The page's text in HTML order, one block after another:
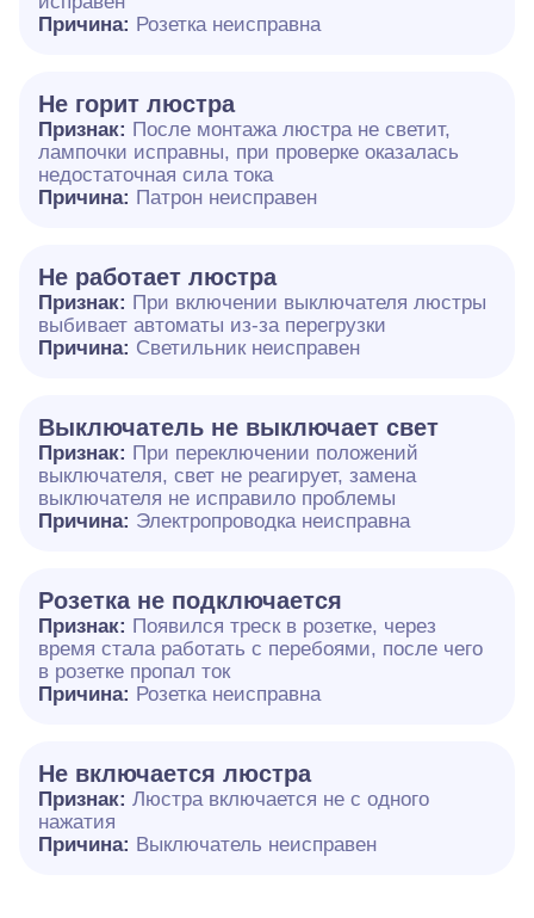
Причина: Розетка неисправна
Не горит люстра
Признак: После монтажа люстра не светит,
лампочки исправны, при проверке оказалась
недостаточная сила тока
Причина: Патрон неисправен
Не работает люстра
Признак: При включении выключателя люстры
выбивает автоматы из-за перегрузки
Причина: Светильник неисправен
Выключатель не выключает свет
Признак: При переключении положений
выключателя, свет не реагирует, замена
выключателя не исправило проблемы
Причина: Электропроводка неисправна
Розетка не подключается
Признак: Появился треск в розетке, через
время стала работать с перебоями, после чего
в розетке пропал ток
Причина: Розетка неисправна
Не включается люстра
Признак: Люстра включается не с одного
нажатия
Причина: Выключатель неисправен